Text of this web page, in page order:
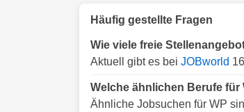
Häufig gestellte Fragen
Wie viele freie
Aktuell gibt es bei JOBworld
Welche ähnlichen Berufe für
Ähnliche Jobsuchen für WP